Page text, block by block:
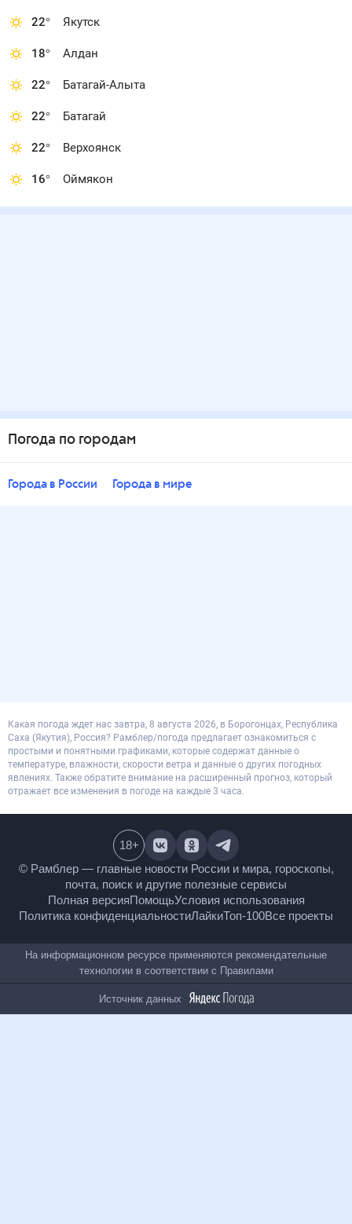
22° Якутск
18° Алдан
22° Батагай-Алыта
22° Батагай
22° Верхоянск
16° Оймякон
Погода по городам
Города в России Города в мире
Какая погода ждет нас завтра, 8 августа 2026, в Борогонцах, Республика
Саха (Якутия), Россия? Рамблер/погода предлагает ознакомиться с
простыми и понятными графиками, которые содержат данные о
температуре, влажности, скорости ветра и данные о других погодных
явлениях. Также обратите внимание на расширенный прогноз, который
отражает все изменения в погоде на каждые 3 часа.
© Рамблер — главные новости России и мира,
гороскопы, почта, поиск и другие полезные сервисы
Полная версияПомощьУсловия использования
Политика конфиденциальностиЛайкиТоп-100
18+
На информационном ресурсе применяются
рекомендательные технологии в соответствии сПравилами
Источник данных